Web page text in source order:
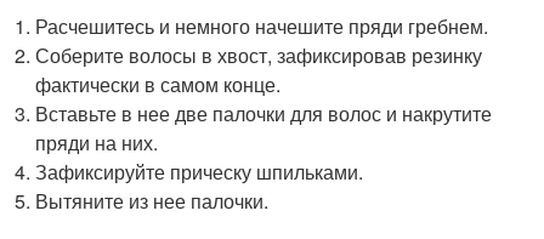
Расчешитесь и немного начешите пряди гребнем.
Соберите волосы в хвост, зафиксировав резинку
фактически в самом конце.
Вставьте в нее две палочки для волос и накрутите
пряди на них.
Зафиксируйте прическу шпильками.
Вытяните из нее палочки.